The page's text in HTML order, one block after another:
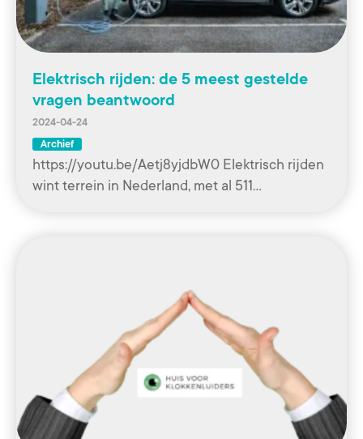
Elektrisch rijden: de 5 meest gestelde
vragen beantwoord
2024-04-24
Archief
https://youtu.be/Aetj8yjdbW0 Elektrisch rijden
wint terrein in Nederland, met al 511…